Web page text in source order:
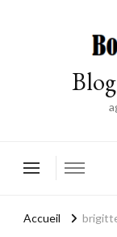
Accueil